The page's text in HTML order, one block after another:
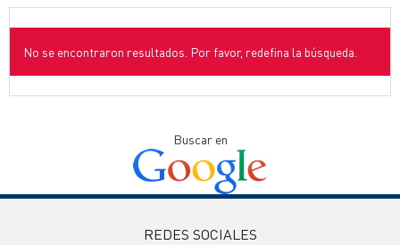
No se encontraron resultados. Por favor, redefina la búsqueda.
Buscar en
REDES SOCIALES